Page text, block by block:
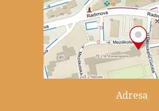
Adresa